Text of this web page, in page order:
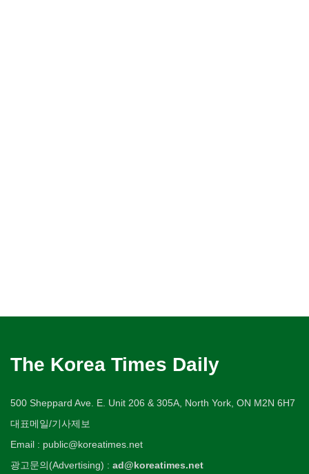
The Korea Times Daily
500 Sheppard Ave. E. Unit 206 & 305A, North York, ON M2N 6H7
대표메일/기사제보
Email : public@koreatimes.net
광고문의(Advertising) : ad@koreatimes.net